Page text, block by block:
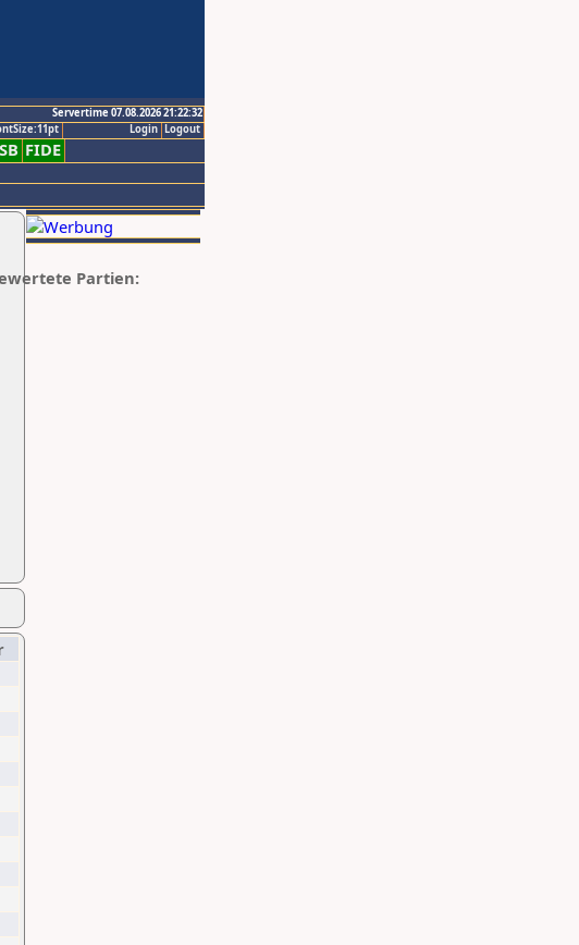
Servertime 07.08.2026 21:22:32
Logout
Login
FIDE
Partien: